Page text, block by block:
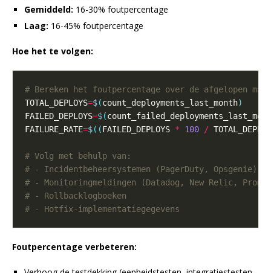
Gemiddeld: 16-30% foutpercentage
Laag: 16-45% foutpercentage
Hoe het te volgen:
# Bereken het foutpercentage over de afgelopen
TOTAL_DEPLOYS=$(count_deployments_last_month)
FAILED_DEPLOYS=$(
FAILURE_RATE=$((FAILED_DEPLOYS * 100 /
# Volg met behulp van:
# - Incidentbeheersystemen (PagerDuty, Opsgenie)
# - Monitoringmeldingen (Datadog, New Relic,
# - Rollbacklogboeken
# - Hotfix-implementatiegegevens
Foutpercentage verbeteren: